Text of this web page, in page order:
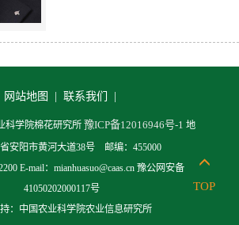
网站地图 | 联系我们 |
科学院棉花研究所豫ICP备12016946号-1 地
安阳市黄河大道38号 邮编：455000
E-mail：mianhuasuo@caas.cn 豫公网安备
41050202000117号
：中国农业科学院农业信息研究所
TOP